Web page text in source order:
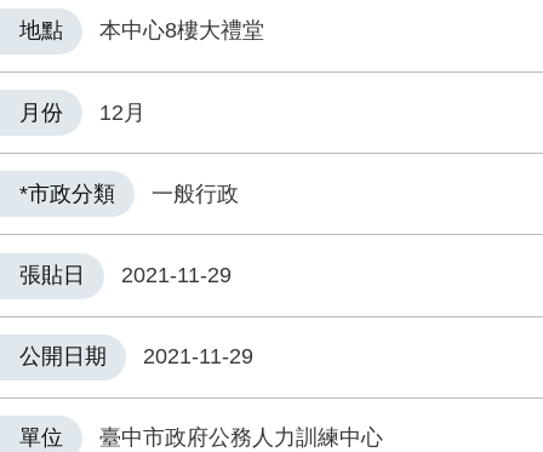
地點 本中心8樓大禮堂
月份 12月
*市政分類 一般行政
張貼日 2021-11-29
公開日期 2021-11-29
單位 臺中市政府公務人力訓練中心